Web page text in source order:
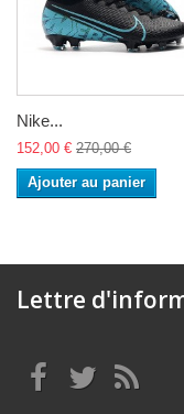
Nike...
152,00 € 270,00 €
Ajouter au panier
Lettre